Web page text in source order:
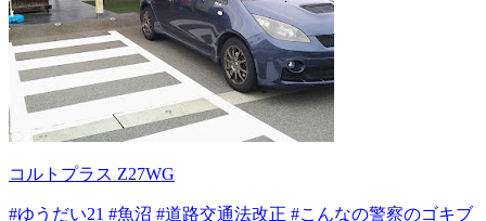
コルトプラス Z27WG
#ゆうだい21 #魚沼 #道路交通法改正 #こんなの警察のゴキブ